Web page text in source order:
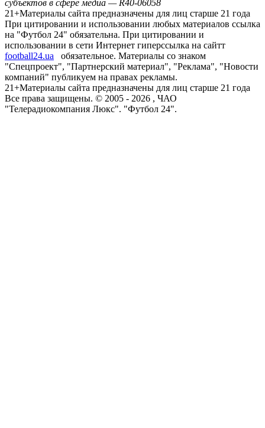
субъектов в сфере медиа — R40-06058
21+Материалы сайта предназначены для лиц старше 21 года
При цитировании и использовании любых материалов ссылка
на "Футбол 24" обязательна. При цитировании и
использовании в сети Интернет гиперссылка на сайтт
football24.ua
обязательное. Материалы со знаком
"Спецпроект", "Партнерский материал", "Реклама", "Новости
компаний" публикуем на правах рекламы.
21+Материалы сайта предназначены для лиц старше 21 года
Все права защищены. © 2005 - 2026 , ЧАО
"Телерадиокомпания Люкс". "Футбол 24".